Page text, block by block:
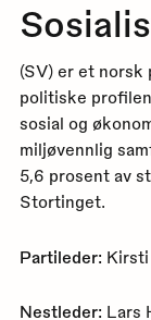
(SV) er et norsk
politiske
sosial og
miljøvennlig
5,6 prosent av
Stortinget.
Partileder:
Nestleder: Lars